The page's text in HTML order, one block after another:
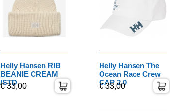
Helly Hansen RIB
BEANIE CREAM
/STD
€ 33,00
Helly Hansen The
Ocean Race Crew
CAP 2.0
€ 33,00